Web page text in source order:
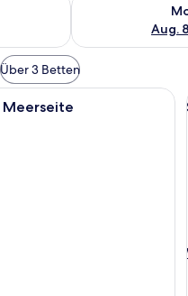
Aug.
Über 3 Betten
Ein Hotelzimmer mit zwei Betten,
Meerseite